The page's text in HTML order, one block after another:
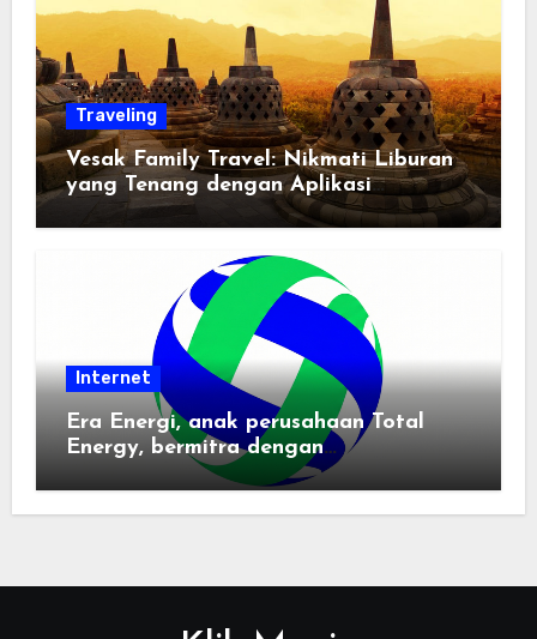
Traveling
Vesak Family Travel: Nikmati Liburan
yang Tenang dengan Aplikasi
Pemindai PDF
Internet
Era Energi, anak perusahaan Total
Energy, bermitra dengan
Zhuochuangtong untuk mempercepat
transisi energi Indonesia — raksasa